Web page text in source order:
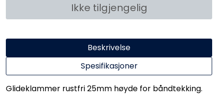
Ikke tilgjengelig
Beskrivelse
Spesifikasjoner
Glideklammer rustfri 25mm høyde for båndtekking.